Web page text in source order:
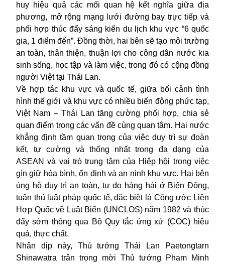
huy hiệu quả các mối quan hệ kết nghĩa giữa địa
phương, mở rộng mạng lưới đường bay trực tiếp và
phối hợp thúc đẩy sáng kiến du lịch khu vực “6 quốc
gia, 1 điểm đến”. Đồng thời, hai bên sẽ tạo môi trường
an toàn, thân thiện, thuận lợi cho công dân nước kia
sinh sống, học tập và làm việc, trong đó có cộng đồng
người Việt tại Thái Lan.
Về hợp tác khu vực và quốc tế, giữa bối cảnh tình
hình thế giới và khu vực có nhiều biến động phức tạp,
Việt Nam – Thái Lan tăng cường phối hợp, chia sẻ
quan điểm trong các vấn đề cùng quan tâm. Hai nước
khẳng định tầm quan trọng của việc duy trì sự đoàn
kết, tự cường và thống nhất trong đa dạng của
ASEAN và vai trò trung tâm của Hiệp hội trong việc
gìn giữ hòa bình, ổn định và an ninh khu vực. Hai bên
ủng hộ duy trì an toàn, tự do hàng hải ở Biển Đông,
tuân thủ luật pháp quốc tế, đặc biệt là Công ước Liên
Hợp Quốc về Luật Biển (UNCLOS) năm 1982 và thúc
đẩy sớm thông qua Bộ Quy tắc ứng xử (COC) hiệu
quả, thực chất.
Nhân dịp này, Thủ tướng Thái Lan Paetongtarn
Shinawatra trân trọng mời Thủ tướng Phạm Minh